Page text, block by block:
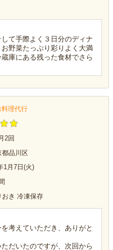
て手際よく３日分のディナ
野菜たっぷり彩りよく大満
庫にある残った食材でさら
料理代行
2回
都品川区
1月7日(火)
おき 冷凍保存
考えていただき、ありがと
だいたのですが、次回から